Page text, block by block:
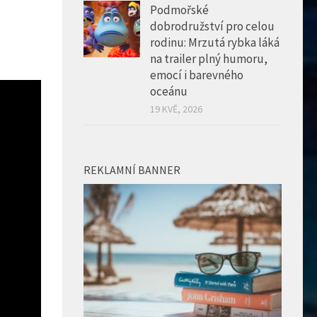
Podmořské
dobrodružství pro celou
rodinu: Mrzutá rybka láká
na trailer plný humoru,
emocí i barevného
oceánu
19 KVĚ, 2026
REKLAMNÍ BANNER